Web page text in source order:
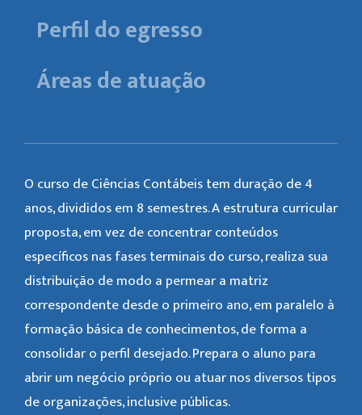
Perfil do egresso
Áreas de atuação
O curso de Ciências Contábeis tem duração de 4
anos, divididos em 8 semestres. A estrutura curricular
proposta, em vez de concentrar conteúdos
específicos nas fases terminais do curso, realiza sua
distribuição de modo a permear a matriz
correspondente desde o primeiro ano, em paralelo à
formação básica de conhecimentos, de forma a
consolidar o perfil desejado. Prepara o aluno para
abrir um negócio próprio ou atuar nos diversos tipos
de organizações, inclusive públicas.